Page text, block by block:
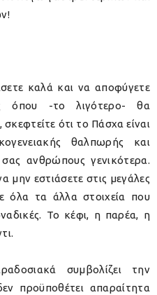
καλά και να αποφύγετε
όπου -το λιγότερο- θα
ότι το Πάσχα είναι
θαλπωρής και
ανθρώπους γενικότερα.
μην εστιάσετε στις μεγάλες
όλα τα άλλα στοιχεία που
Το κέφι, η παρέα, η
συμβολίζει την
προϋποθέτει απαραίτητα